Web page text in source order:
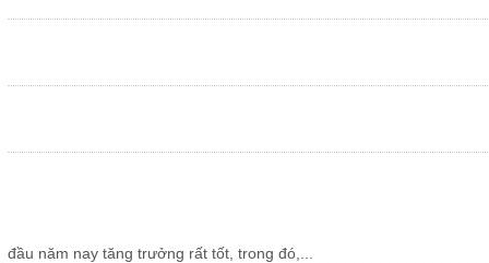
đầu năm nay tăng trưởng rất tốt, trong đó,...